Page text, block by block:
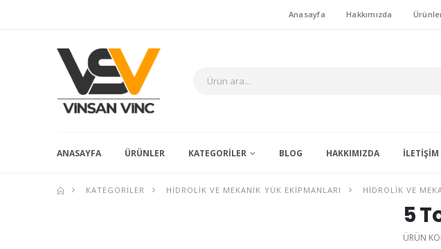
Anasayfa Hakkımızda
ANASAYFA ÜRÜNLER KATEGORILER BLOG HAKKIMIZDA İLETIŞIM
KATEGORILER HIDROLIK VE MEKANIK YÜK EKIPMANLARI HIDROLIK VE
5
ÜRÜN